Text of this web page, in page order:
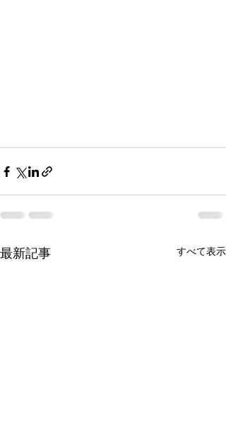
最新記事 すべて表示